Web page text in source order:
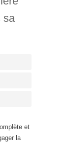
sa
et
la